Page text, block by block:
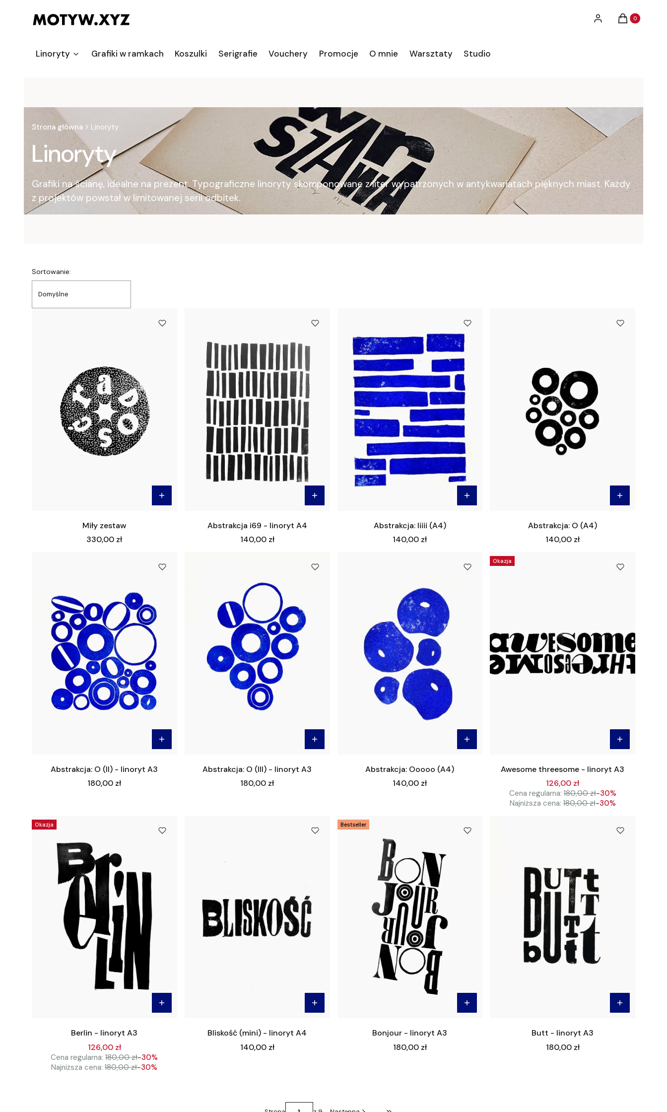
Zaloguj sięProdukty w
Koszyk
Linoryty Grafiki w ramkach Koszulki Serigrafie Vouchery Promocje O mnie Warsztaty Studio
Strona główna Linoryty
Linoryty
Grafiki na ścianę, idealne na prezent. Typograficzne linoryty skomponowane z liter wypatrzonych w antykwariatach pięknych miast. Każdy
z projektów powstał w limitowanej serii odbitek.
Lista produktów
Sortowanie:
Domyślne
Miły zestaw
Cena
330,00 zł
Abstrakcja i69 - linoryt A4
Cena
140,00 zł
Abstrakcja: Iiiii (A4)
Cena
140,00 zł
Abstrakcja: O (A4)
Cena
140,00 zł
Abstrakcja: O (II) - linoryt A3
Cena
180,00 zł
Abstrakcja: O (III) - linoryt A3
Cena
180,00 zł
Abstrakcja: Ooooo (A4)
Cena
140,00 zł
Okazja
Awesome threesome - linoryt A3
126,00 zł
Cena regularna: 180,00 zł-30%
Najniższa cena: 180,00 zł-30%
Okazja
Berlin - linoryt A3
126,00 zł
Cena regularna: 180,00 zł-30%
Najniższa cena: 180,00 zł-30%
Bliskość (mini) - linoryt A4
Cena
140,00 zł
Bestseller
Bonjour - linoryt A3
Cena
180,00 zł
Butt - linoryt A3
Cena
180,00 zł